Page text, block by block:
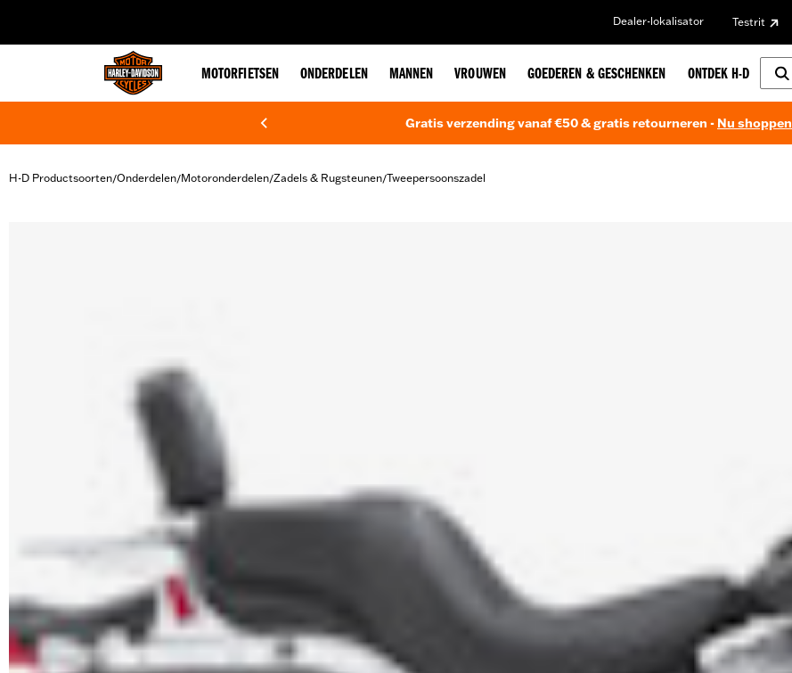
Dealer-lokalisator Testrit
MOTORFIETSEN ONDERDELEN MANNEN VROUWEN GOEDEREN & GESCHENKEN ONTDEK H-D
Gratis verzending vanaf €50 & gratis retourneren - Nu shoppen
H-D Productsoorten/Onderdelen/Motoronderdelen/Zadels & Rugsteunen/Tweepersoonszadel